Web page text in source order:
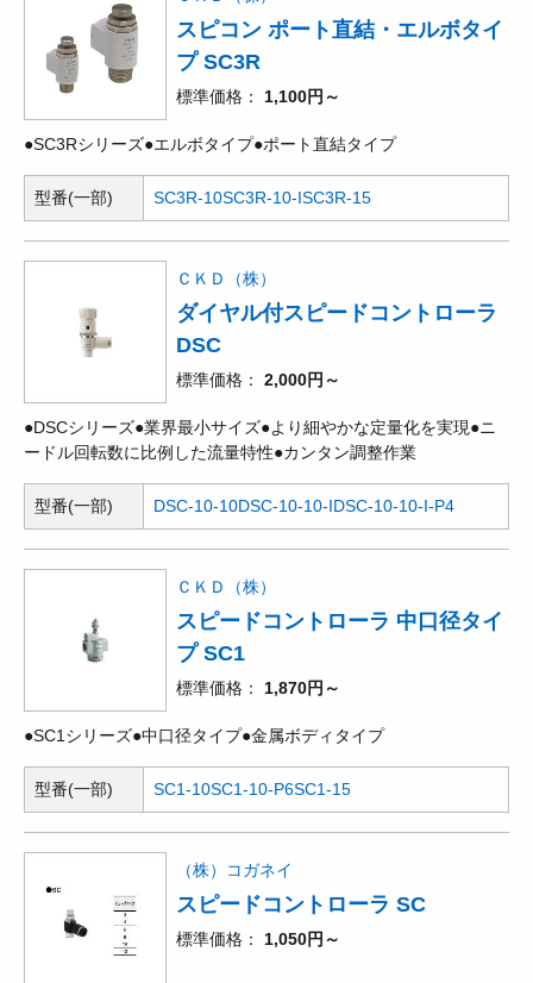
スピコン ポート直結・エルボタイ
プ SC3R
標準価格 1,100円～
●SC3Rシリーズ●エルボタイプ●ポート直結タイプ
型番(一部) SC3R-10SC3R-10-ISC3R-15
ＣＫＤ（株）
ダイヤル付スピードコントローラ
DSC
標準価格 2,000円～
●DSCシリーズ●業界最小サイズ●より細やかな定量化を実現●ニ
ードル回転数に比例した流量特性●カンタン調整作業
型番(一部) DSC-10-10DSC-10-10-IDSC-10-10-I-P4
ＣＫＤ（株）
スピードコントローラ 中口径タイ
プ SC1
標準価格 1,870円～
●SC1シリーズ●中口径タイプ●金属ボディタイプ
型番(一部) SC1-10SC1-10-P6SC1-15
（株）コガネイ
スピードコントローラ SC
標準価格 1,050円～